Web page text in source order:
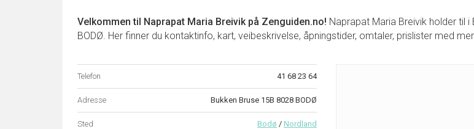
Velkommen til Naprapat Maria Breivikpå Zenguiden.no! Naprapat Maria Breivik holder til
BODØ. Her finner du kontaktinfo, kart, veibeskrivelse, åpningstider, omtaler, prislister med
Telefon 41 68 23 64
Adresse Bukken Bruse 15B 8028 BODØ
Sted Bodø / Nordland